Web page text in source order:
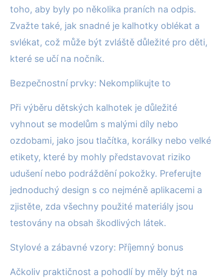
toho, aby byly po několika praních na odpis.
Zvažte také, jak snadné je kalhotky oblékat a
svlékat, což může být zvláště důležité pro děti,
které se učí na nočník.
Bezpečnostní prvky: Nekomplikujte to
Při výběru dětských kalhotek je důležité
vyhnout se modelům s malými díly nebo
ozdobami, jako jsou tlačítka, korálky nebo velké
etikety, které by mohly představovat riziko
udušení nebo podráždění pokožky. Preferujte
jednoduchý design s co nejméně aplikacemi a
zjistěte, zda všechny použité materiály jsou
testovány na obsah škodlivých látek.
Stylové a zábavné vzory: Příjemný bonus
Ačkoliv praktičnost a pohodlí by měly být na